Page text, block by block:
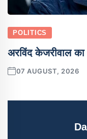
POLITICS
अरविंद केजरीवाल
07 AUGUST, 2026